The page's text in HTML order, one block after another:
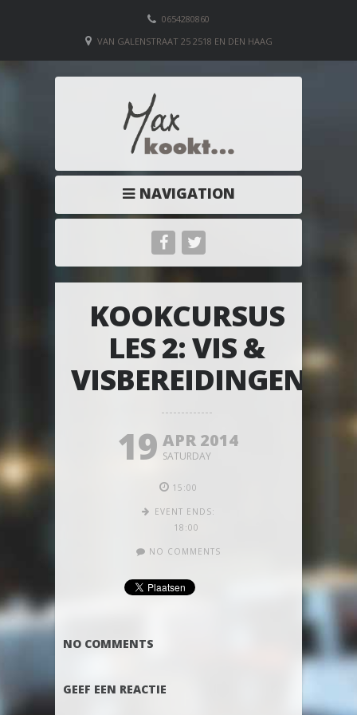
0654280860
VAN GALENSTRAAT 25 2518 EN DEN HAAG
NAVIGATION
KOOKCURSUS
LES 2: VIS &
VISBEREIDINGEN
19 APR 2014
SATURDAY
15:00
EVENT ENDS:
18:00
NO COMMENTS
NO COMMENTS
GEEF EEN REACTIE